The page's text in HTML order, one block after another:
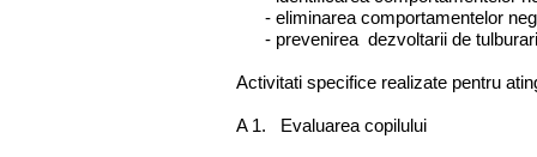
- eliminarea comportamentelor
- prevenirea dezvoltarii de
Activitati specifice realizate pentru
A 1. Evaluarea copilului